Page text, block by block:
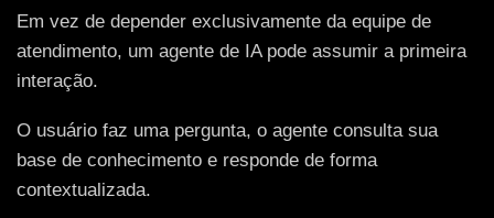
Em vez de depender exclusivamente da equipe de
atendimento, um agente de IA pode assumir a primeira
interação.
O usuário faz uma pergunta, o agente consulta sua
base de conhecimento e responde de forma
contextualizada.